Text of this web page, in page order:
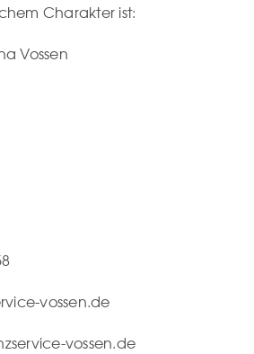
Charakter ist:
Vossen
vossen.de
vossen.de